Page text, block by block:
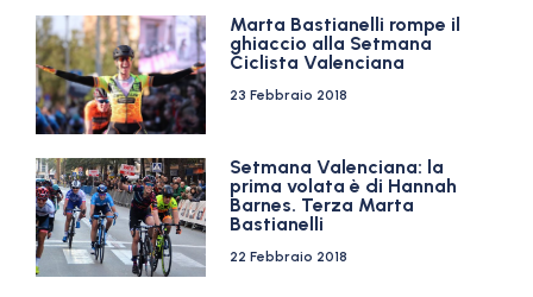
Marta Bastianelli rompe il
ghiaccio alla Setmana
Ciclista Valenciana
23 Febbraio 2018
Setmana Valenciana: la
prima volata è di Hannah
Barnes. Terza Marta
Bastianelli
22 Febbraio 2018